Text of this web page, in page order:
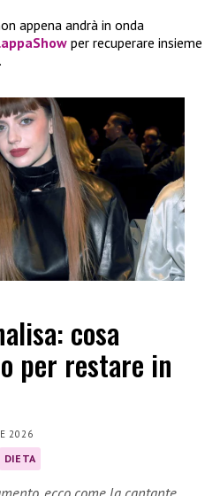
appena andrà in onda
per recuperare insieme
cosa
per restare in
2026
DIETA